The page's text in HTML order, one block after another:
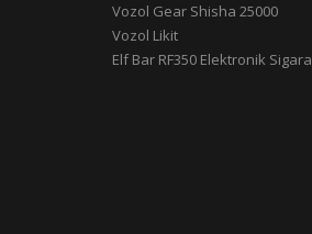
Vozol Gear Shisha 25000
Vozol Likit
Elf Bar RF350 Elektronik Sigara